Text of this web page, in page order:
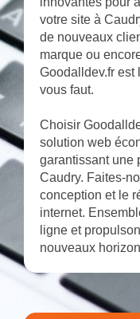
votre site à
de nouveaux
marque ou
Goodalldev.fr est
vous faut.
Choisir
solution web
garantissant une
Caudry. Faites-
conception et le
internet.
ligne et
nouveaux